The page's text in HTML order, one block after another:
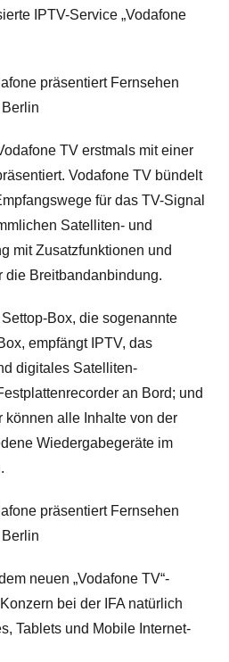
IPTV-Service „Vodafone
TV erstmals mit einer
Vodafone TV bündelt
für das TV-Signal
Satelliten- und
mit Zusatzfunktionen und
die Breitbandanbindung.
Box, die sogenannte
empfängt IPTV, das
digitales Satelliten-
an Bord; und
können alle Inhalte von der
Wiedergabegeräte im
neuen „Vodafone TV“-
bei der IFA natürlich
Tablets und Mobile Internet-